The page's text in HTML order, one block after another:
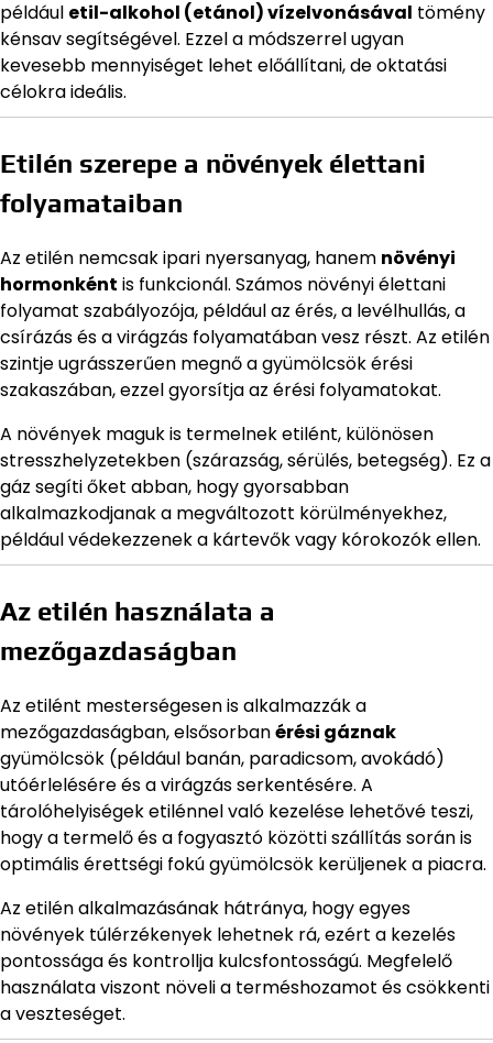
például etil-alkohol (etánol) vízelvonásával tömény
kénsav segítségével. Ezzel a módszerrel ugyan
kevesebb mennyiséget lehet előállítani, de oktatási
célokra ideális.
Etilén szerepe a növények élettani
folyamataiban
Az etilén nemcsak ipari nyersanyag, hanem növényi
hormonként is funkcionál. Számos növényi élettani
folyamat szabályozója, például az érés, a levélhullás, a
csírázás és a virágzás folyamatában vesz részt. Az etilén
szintje ugrásszerűen megnő a gyümölcsök érési
szakaszában, ezzel gyorsítja az érési folyamatokat.
A növények maguk is termelnek etilént, különösen
stresszhelyzetekben (szárazság, sérülés, betegség). Ez a
gáz segíti őket abban, hogy gyorsabban
alkalmazkodjanak a megváltozott körülményekhez,
például védekezzenek a kártevők vagy kórokozók ellen.
Az etilén használata a
mezőgazdaságban
Az etilént mesterségesen is alkalmazzák a
mezőgazdaságban, elsősorbanérési gáznak
gyümölcsök (például banán, paradicsom, avokádó)
utóérlelésére és a virágzás serkentésére. A
tárolóhelyiségek etilénnel való kezelése lehetővé teszi,
hogy a termelő és a fogyasztó közötti szállítás során is
optimális érettségi fokú gyümölcsök kerüljenek a piacra.
Az etilén alkalmazásának hátránya, hogy egyes
növények túlérzékenyek lehetnek rá, ezért a kezelés
pontossága és kontrollja kulcsfontosságú. Megfelelő
használata viszont növeli a terméshozamot és csökkenti
a veszteséget.